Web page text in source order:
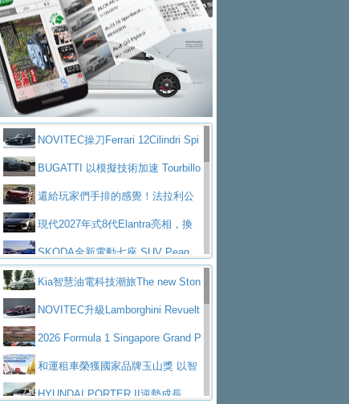
展示中心開幕
熱血登場 展現極致車技與專業職人精神
H2GP世界總決賽圓滿落幕 台灣團
隊表現精彩淨零減碳指標性應用 純電動水泥預
拌車 消防車除了滅火裝備還需要什麼？
一探SITRAK “準” 消防車的究竟
大益金龍初試啼聲，汽柴油5噸貨車
不是對手正宗年鑑2025年全球自動車年鑑1月
下旬問世！2024第六屆ISUZU運轉職人挑戰賽
首度前進南台灣熱烈開戰
豪華電能休旅新星 Audi Q4 Sportba
ck 55 e-tron S lineScania Taiwan 逆風而行，加深力
道投資布局
盤與數位介面搶先揭露
Audi Q9 將於 2026 年底上市 旗艦
大型 SUV 鎖定七人座豪華市場
BMW攜手漫威電影【蜘蛛人：重生
日】 Skoda 發表全新 Peaq 內裝：七人
座純電旗艦 SUV，行李廂最大可達 935 公
升
全新純電 Mercedes-Benz C 400 4
MATIC Electric 登場
奢華與科技大躍進，MAZDA全新3
代CX-5全方位進化提前亮相並展開預售94.9
萬起
馬自達公布 2027 年式 MX-5 更
新，新增 Yakudo 特別版
Skoda Peaq 發表全新電動動力系
統 最長續航逾 640 公里、支援雙向供電
BMW M2 首度導入 xDrive 四驅，
美國與瑞士需求成關鍵推手
The all-new T-Roc 魅力 自成焦點
Maserati GT2 Stradale「Tribute to
MC12」全球首度亮相
迎接 RANGE ROVER 品牌家族第
五位成員 全新 RANGE ROVER GT 預告登
場
造型華麗時尚、科技座艙再進化，P
eugeot 208小改款發表上市94.8萬起
NOVITEC操刀Ferrari 12Cilindri Spi
der 碳纖維空力、鍛造輪圈與Inconel排氣
上身
BUGATTI 以模擬技術加速 Tourbillo
n 動態開發還給玩家們手排的感覺！法拉利公
布12Cilidri Manaule手排超跑產品細節
現代2027年式8代Elantra亮相，換
裝更銳利的造型、更先進的資訊娛樂系統及
更高效的動力
SKODA全新電動七座 SUV Peaq
問世，擁有品牌史上最寬敞且豪華的座艙
AUDI推出首款高性能油電超跑Nuvo
lari，0到100公里加速2.6秒、極速350公里
／小時
百年三叉戟傳奇再啟程 Maserati 重
返 1000 Miglia 傳承競速榮耀
法拉利首款純電跑車Luce亮相，最
大馬力超過1000匹並具備530公里最大續航
里程
小車大空間、座艙科技更先進，SK
ODA發表全新純電跨界休旅Eipq祭平民化車
賓士AMG.EA專屬平台首作，Merc
Kia智慧油電科技潮旅The new Ston
ic 1-7月累計銷量創歷史新高
NOVITEC升級Lamborghini Revuelt
o 綜效輸出增至1,048匹
2026 Formula 1 Singapore Grand P
rix 新加坡大獎賽 Audi 極速之旅開放報名
和運租車榮獲國家品牌玉山獎 以智
慧移動與綠能創新
HYUNDAI PORTER II逆勢成長，